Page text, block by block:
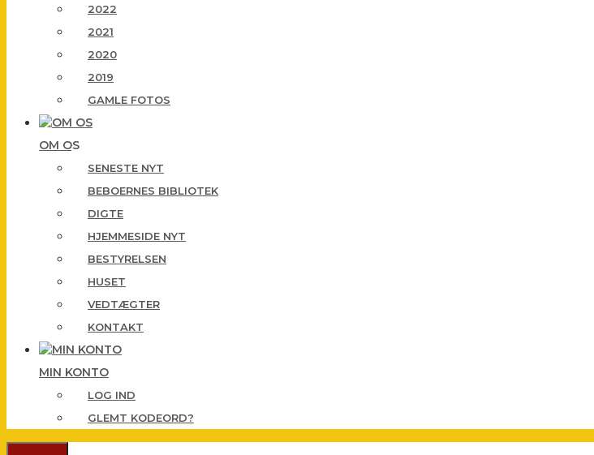
2022
2021
2020
2019
GAMLE FOTOS
OM OS
SENESTE NYT
BEBOERNES BIBLIOTEK
DIGTE
HJEMMESIDE NYT
BESTYRELSEN
HUSET
VEDTÆGTER
KONTAKT
MIN KONTO
LOG IND
GLEMT KODEORD?